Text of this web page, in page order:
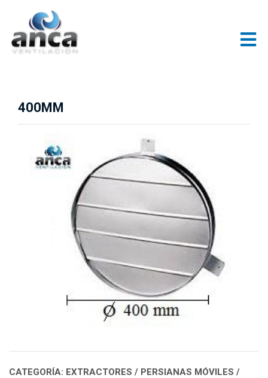
400MM
CATEGORÍA: EXTRACTORES / PERSIANAS MÓVILES /